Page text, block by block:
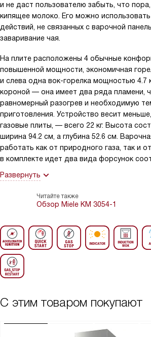
и не даст пользователю забыть, что
кипящее молоко. Его можно
действий, не связанных с варочной
заваривание чая.
На плите расположены 4 обычные
повышенной мощности, экономичная
и слева одна вок-горелка мощностью 4.7
короной — она имеет два ряда пламени,
равномерный разогрев и необходимую
приготовления. Устройство весит
газовые плиты, — всего 22 кг. Высота
ширина 94.2 см, а глубина 52.6 см.
работать как от природного газа, так и
в комплекте идет два вида форсунок
Развернуть
Читайте также
Обзор Miele KM 3054-1
С этим товаром покупают